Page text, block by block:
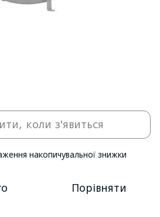
коли з'явиться
накопичувальної знижки
Порівняти